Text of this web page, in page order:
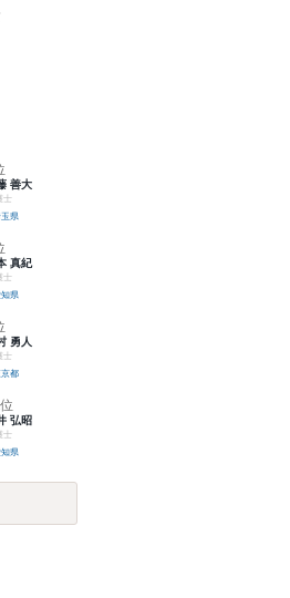
善大
士
玉県
真紀
士
知県
勇人
士
京都
位
弘昭
士
知県